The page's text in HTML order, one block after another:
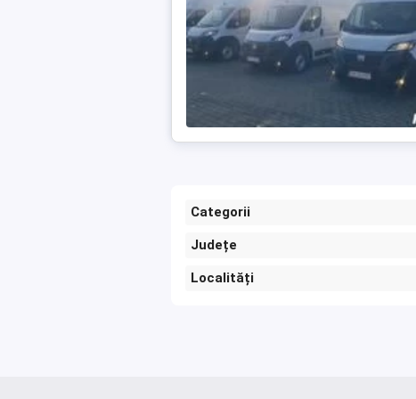
Categorii
Județe
Localități